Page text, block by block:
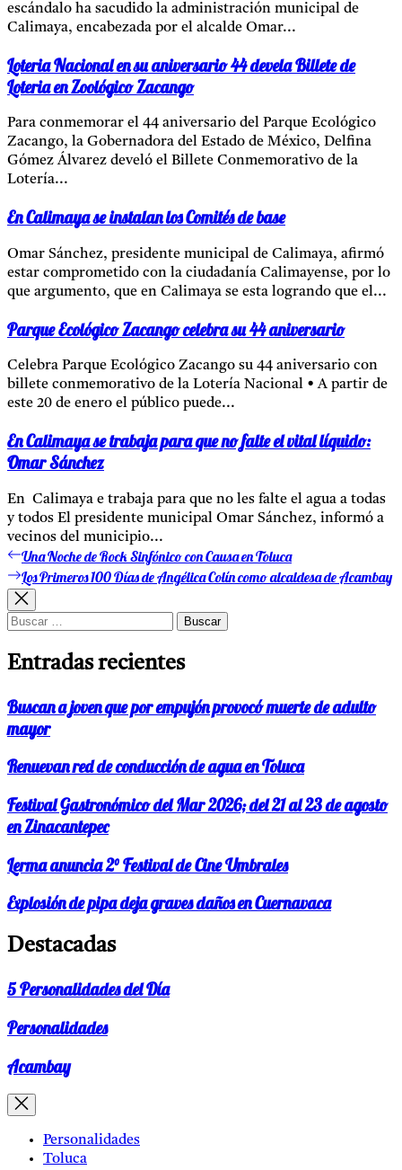
escándalo ha sacudido la administración municipal de
Calimaya, encabezada por el alcalde Omar...
Loteria Nacional en su aniversario 44 devela Billete de
Loteria en Zoológico Zacango
Para conmemorar el 44 aniversario del Parque Ecológico
Zacango, la Gobernadora del Estado de México, Delfina
Gómez Álvarez develó el Billete Conmemorativo de la
Lotería...
En Calimaya se instalan los Comités de base
Omar Sánchez, presidente municipal de Calimaya, afirmó
estar comprometido con la ciudadanía Calimayense, por lo
que argumento, que en Calimaya se esta logrando que el...
Parque Ecológico Zacango celebra su 44 aniversario
Celebra Parque Ecológico Zacango su 44 aniversario con
billete conmemorativo de la Lotería Nacional • A partir de
este 20 de enero el público puede...
En Calimaya se trabaja para que no falte el vital líquido:
Omar Sánchez
En Calimaya e trabaja para que no les falte el agua a todas
y todos El presidente municipal Omar Sánchez, informó a
vecinos del municipio...
Navegación
de
entradas
Entrada
anterior:
Una Noche de Rock Sinfónico con Causa en Toluca
Entrada
siguiente:
Los Primeros 100 Días de Angélica Colín como alcaldesa de Acambay
Buscar:
Entradas recientes
Buscan a joven que por empujón provocó muerte de adulto
mayor
Renuevan red de conducción de agua en Toluca
Festival Gastronómico del Mar 2026; del 21 al 23 de agosto
en Zinacantepec
Lerma anuncia 2° Festival de Cine Umbrales
Explosión de pipa deja graves daños en Cuernavaca
Destacadas
5 Personalidades del Día
Personalidades
Acambay
Personalidades
Toluca